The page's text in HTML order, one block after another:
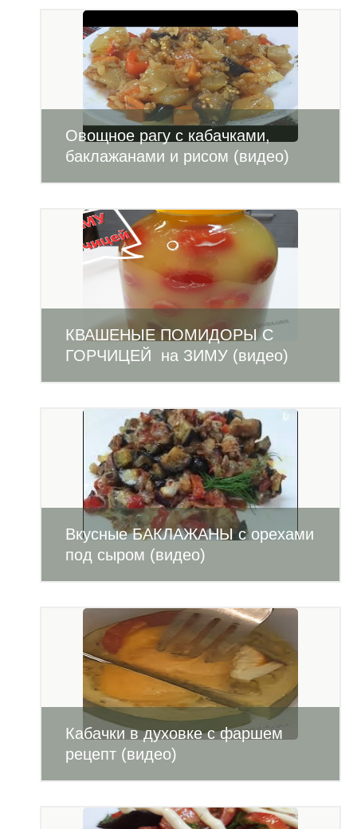
Овощное рагу с кабачками,
баклажанами и рисом (видео)
КВАШЕНЫЕ ПОМИДОРЫ С
ГОРЧИЦЕЙ на ЗИМУ (видео)
Вкусные БАКЛАЖАНЫ с орехами
под сыром (видео)
Кабачки в духовке с фаршем
рецепт (видео)